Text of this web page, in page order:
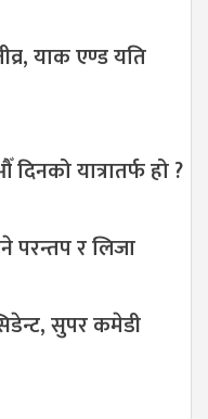
याक एण्ड यति
दिनको यात्रातर्फ हो ?
परन्तप र लिजा
सुपर कमेडी